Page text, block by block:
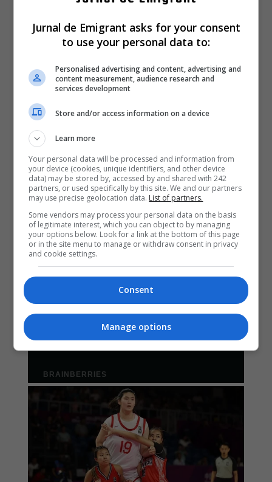
Jurnal de Emigrant asks for your consent
to use your personal data to:
Personalised advertising and content, advertising and
content measurement, audience research and
services development
Store and/or access information on a device
Learn more
Your personal data will be processed and information from
your device (cookies, unique identifiers, and other device
data) may be stored by, accessed by and shared with 242
partners, or used specifically by this site. We and our partners
may use precise geolocation data. List of partners.
Some vendors may process your personal data on the basis
of legitimate interest, which you can object to by managing
your options below. Look for a link at the bottom of this page
or in the site menu to manage or withdraw consent in privacy
and cookie settings.
Consent
Manage options